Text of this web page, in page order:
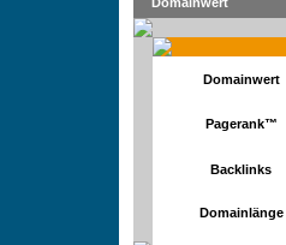
Domainwert
Pagerank™
Backlinks
Domainlänge